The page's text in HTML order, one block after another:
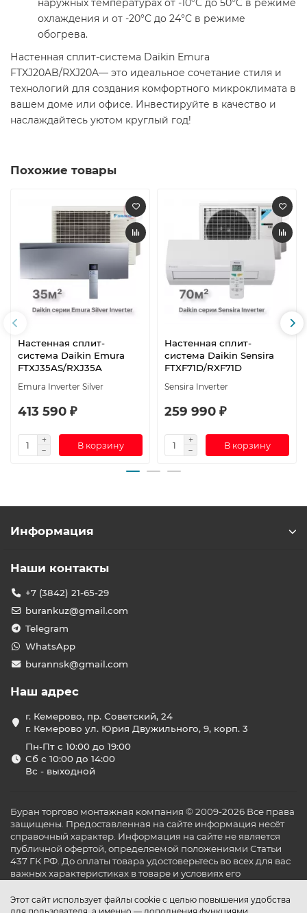
наружных температурах от -10°C до 50°C в режиме
охлаждения и от -20°C до 24°C в режиме
обогрева.​
Настенная сплит-система Daikin Emura
FTXJ20AB/RXJ20A— это идеальное сочетание стиля и
технологий для создания комфортного микроклимата в
вашем доме или офисе. Инвестируйте в качество и
наслаждайтесь уютом круглый год!​
Похожие товары
Настенная сплит-
система Daikin Emura
FTXJ35AS/RXJ35A
Emura Inverter Silver
413 590 ₽
В корзину
Настенная сплит-
система Daikin Sensira
FTXF71D/RXF71D
Sensira Inverter
259 990 ₽
В корзину
Этот сайт использует файлы cookie с целью повышения удобства
Информация
Наши контакты
+7 (3842) 21-65-29
burankuz@gmail.com
Telegram
WhatsApp
burannsk@gmail.com
Наш адрес
г. Кемерово, пр. Советский, 24
г. Кемерово ул. Юрия Двужильного, 9, корп. 3
Пн-Пт с 10:00 до 19:00
Сб с 10:00 до 14:00
Вс - выходной
Буран торгово монтажная компания © 2009-2026 Все права
защищены. Предоставленная на сайте информация несёт
справочный характер. Информация на сайте не является
публичной офертой, определяемой положениями Статьи
437 ГК РФ. До оплаты товара удостоверьтесь во всех для вас
важных характеристиках в товаре и условиях его